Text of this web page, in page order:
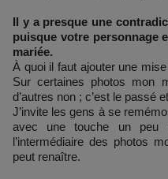
Il y a presque une
puisque votre personnage
mariée.
À quoi il faut ajouter une
Sur certaines photos mon
d’autres non ; c’est le passé
J’invite les gens à se
avec une touche un peu
l’intermédiaire des photos
peut renaître.